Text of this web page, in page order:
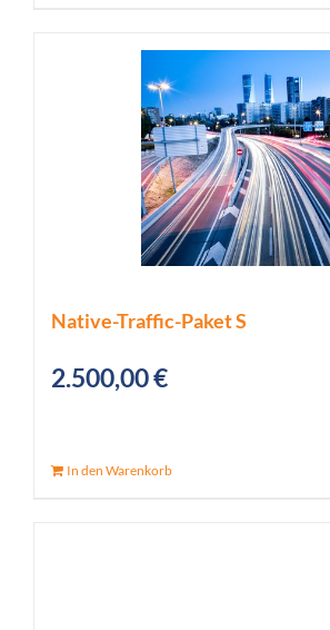
Native-Traffic-Paket S
2.500,00€
In den Warenkorb